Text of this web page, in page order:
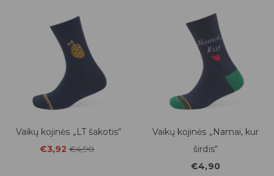
Vaikų kojinės „LT šakotis“
€3,92 €4,90
Vaikų kojinės „Namai, kur
širdis“
€4,90